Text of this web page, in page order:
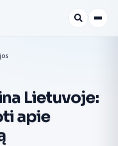
Lietuvoje:
apie